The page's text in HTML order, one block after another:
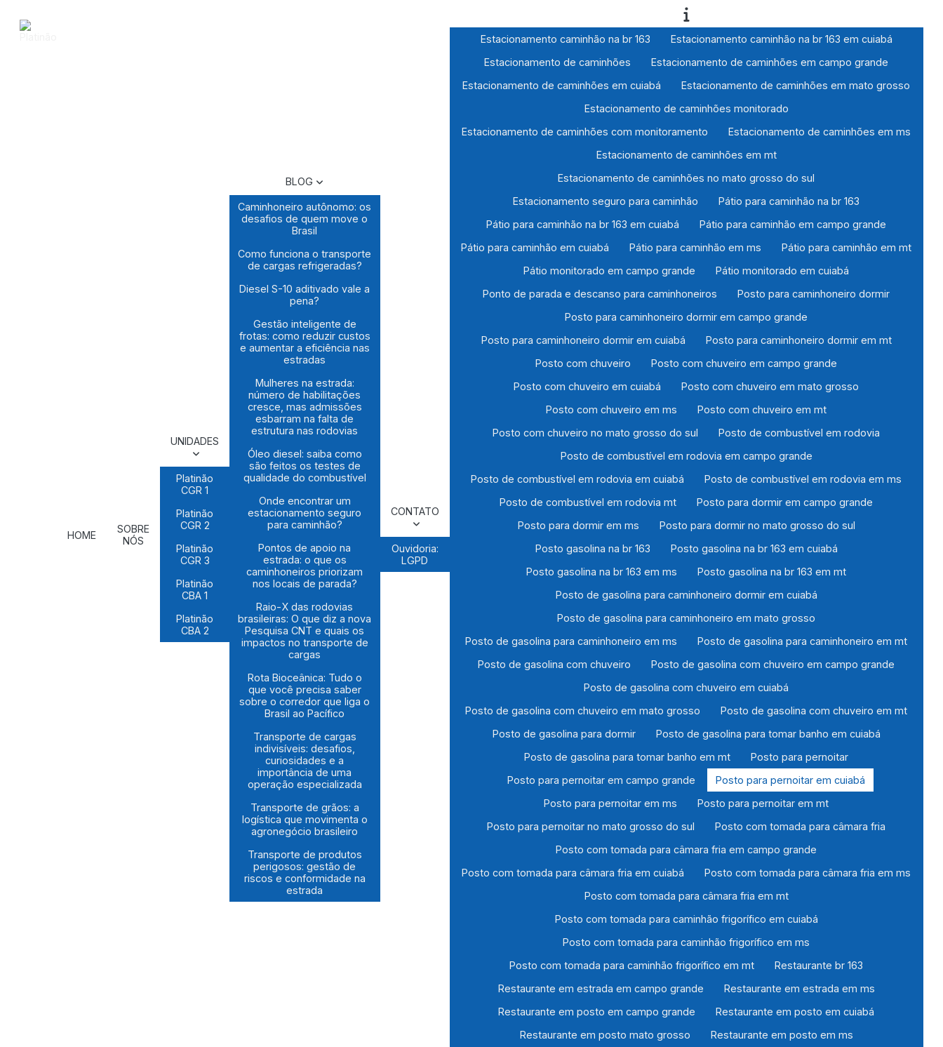
HOME
SOBRE
NÓS
UNIDADES
Platinão
CGR 1
Platinão
CGR 2
Platinão
CGR 3
Platinão
CBA 1
Platinão
CBA 2
BLOG
Caminhoneiro autônomo: os
desafios de quem move o
Brasil
Como funciona o transporte
de cargas refrigeradas?
Diesel S-10 aditivado vale a
pena?
Gestão inteligente de
frotas: como reduzir custos
e aumentar a eficiência nas
estradas
Mulheres na estrada:
número de habilitações
cresce, mas admissões
esbarram na falta de
estrutura nas rodovias
Óleo diesel: saiba como
são feitos os testes de
qualidade do combustível
Onde encontrar um
estacionamento seguro
para caminhão?
Pontos de apoio na
estrada: o que os
caminhoneiros priorizam
nos locais de parada?
Raio-X das rodovias
brasileiras: O que diz a nova
Pesquisa CNT e quais os
impactos no transporte de
cargas
Rota Bioceânica: Tudo o
que você precisa saber
sobre o corredor que liga o
Brasil ao Pacífico
Transporte de cargas
indivisíveis: desafios,
curiosidades e a
importância de uma
operação especializada
Transporte de grãos: a
logística que movimenta o
agronegócio brasileiro
Transporte de produtos
perigosos: gestão de
riscos e conformidade na
estrada
CONTATO
Ouvidoria:
LGPD
Estacionamento caminhão na br 163
Estacionamento caminhão na br 163 em cuiabá
Estacionamento de caminhões
Estacionamento de caminhões em campo grande
Estacionamento de caminhões em cuiabá
Estacionamento de caminhões em mato grosso
Estacionamento de caminhões monitorado
Estacionamento de caminhões com monitoramento
Estacionamento de caminhões em ms
Estacionamento de caminhões em mt
Estacionamento de caminhões no mato grosso do sul
Estacionamento seguro para caminhão
Pátio para caminhão na br 163
Pátio para caminhão na br 163 em cuiabá
Pátio para caminhão em campo grande
Pátio para caminhão em cuiabá
Pátio para caminhão em ms
Pátio para caminhão em mt
Pátio monitorado em campo grande
Pátio monitorado em cuiabá
Ponto de parada e descanso para caminhoneiros
Posto para caminhoneiro dormir
Posto para caminhoneiro dormir em campo grande
Posto para caminhoneiro dormir em cuiabá
Posto para caminhoneiro dormir em mt
Posto com chuveiro
Posto com chuveiro em campo grande
Posto com chuveiro em cuiabá
Posto com chuveiro em mato grosso
Posto com chuveiro em ms
Posto com chuveiro em mt
Posto com chuveiro no mato grosso do sul
Posto de combustível em rodovia
Posto de combustível em rodovia em campo grande
Posto de combustível em rodovia em cuiabá
Posto de combustível em rodovia em ms
Posto de combustível em rodovia mt
Posto para dormir em campo grande
Posto para dormir em ms
Posto para dormir no mato grosso do sul
Posto gasolina na br 163
Posto gasolina na br 163 em cuiabá
Posto gasolina na br 163 em ms
Posto gasolina na br 163 em mt
Posto de gasolina para caminhoneiro dormir em cuiabá
Posto de gasolina para caminhoneiro em mato grosso
Posto de gasolina para caminhoneiro em ms
Posto de gasolina para caminhoneiro em mt
Posto de gasolina com chuveiro
Posto de gasolina com chuveiro em campo grande
Posto de gasolina com chuveiro em cuiabá
Posto de gasolina com chuveiro em mato grosso
Posto de gasolina com chuveiro em mt
Posto de gasolina para dormir
Posto de gasolina para tomar banho em cuiabá
Posto de gasolina para tomar banho em mt
Posto para pernoitar
Posto para pernoitar em campo grande
Posto para pernoitar em cuiabá
Posto para pernoitar em ms
Posto para pernoitar em mt
Posto para pernoitar no mato grosso do sul
Posto com tomada para câmara fria
Posto com tomada para câmara fria em campo grande
Posto com tomada para câmara fria em cuiabá
Posto com tomada para câmara fria em ms
Posto com tomada para câmara fria em mt
Posto com tomada para caminhão frigorífico em cuiabá
Posto com tomada para caminhão frigorífico em ms
Posto com tomada para caminhão frigorífico em mt
Restaurante br 163
Restaurante em estrada em campo grande
Restaurante em estrada em ms
Restaurante em posto em campo grande
Restaurante em posto em cuiabá
Restaurante em posto mato grosso
Restaurante em posto em ms